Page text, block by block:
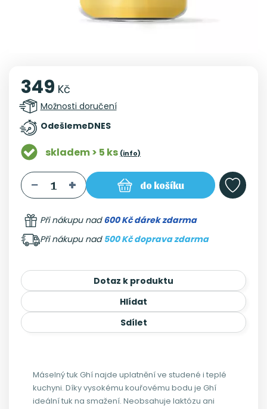
349 Kč
Možnosti doručení
OdešlemeDNES
skladem > 5 ks (info)
do košíku
Při nákupu nad600 Kč dárek zdarma
Při nákupu nad 500 Kč doprava zdarma
Dotaz k produktu
Hlídat
Sdílet
Máselný tuk Ghí najde uplatnění ve studené i teplé
kuchyni. Díky vysokému kouřovému bodu je Ghí
ideální tuk na smažení. Neobsahuje laktózu ani